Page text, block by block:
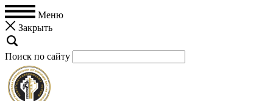
Меню
Закрыть
Поиск по сайту